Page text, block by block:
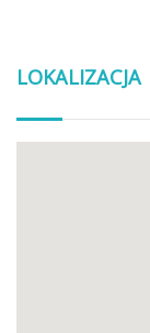
LOKALIZACJA